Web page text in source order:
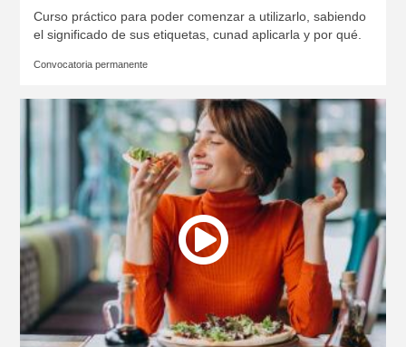
Curso práctico para poder comenzar a utilizarlo, sabiendo
el significado de sus etiquetas, cunad aplicarla y por qué.
Convocatoria permanente